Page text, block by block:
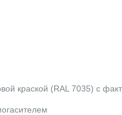
краской (RAL 7035) с